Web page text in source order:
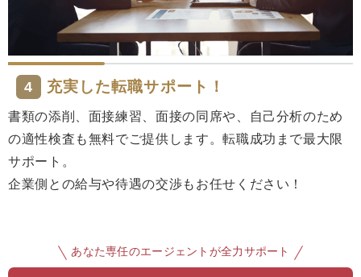
4 充実した転職サポート！
書類の添削、面接練習、面接の同席や、自己分析のため
の適性検査も無料でご提供します。転職成功まで最大限
サポート。
企業側との給与や待遇の交渉もお任せください！
あなた専任のエージェントが全力サポート